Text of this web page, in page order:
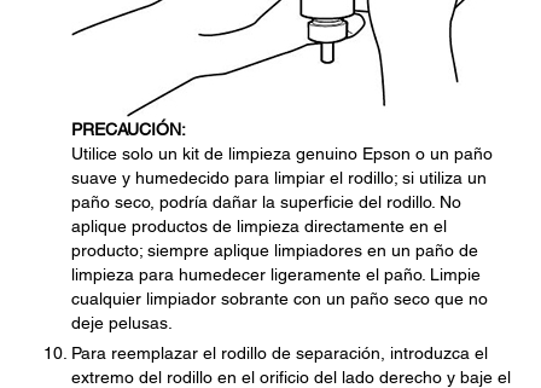
PRECAUCIÓN:
Utilice solo un kit de limpieza genuino Epson o un paño
suave y humedecido para limpiar el rodillo; si utiliza un
paño seco, podría dañar la superficie del rodillo. No
aplique productos de limpieza directamente en el
producto; siempre aplique limpiadores en un paño de
limpieza para humedecer ligeramente el paño. Limpie
cualquier limpiador sobrante con un paño seco que no
deje pelusas.
Para reemplazar el rodillo de separación, introduzca el
extremo del rodillo en el orificio del lado derecho y baje el